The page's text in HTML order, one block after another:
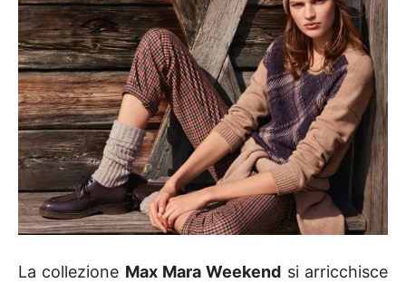
La collezione Max Mara Weekend si arricchisce